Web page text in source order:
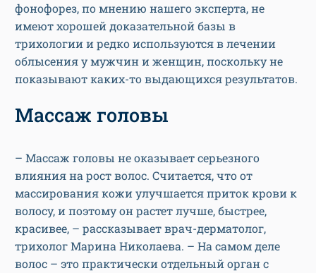
фонофорез, по мнению нашего эксперта, не
имеют хорошей доказательной базы в
трихологии и редко используются в лечении
облысения у мужчин и женщин, поскольку не
показывают каких-то выдающихся результатов.
Массаж головы
– Массаж головы не оказывает серьезного
влияния на рост волос. Считается, что от
массирования кожи улучшается приток крови к
волосу, и поэтому он растет лучше, быстрее,
красивее, – рассказывает врач-дерматолог,
трихолог Марина Николаева. – На самом деле
волос – это практически отдельный орган с